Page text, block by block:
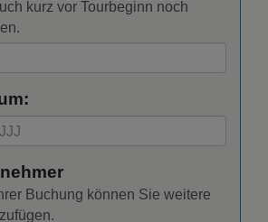
kurz vor Tourbeginn noch
Buchung können Sie weitere